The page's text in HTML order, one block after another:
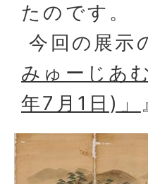
たのです。
今回の展示
みゅーじあ
年7月1日)」